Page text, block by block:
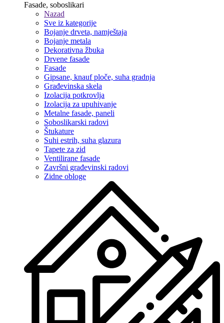
Fasade, soboslikari
Nazad
Sve iz kategorije
Bojanje drveta, namještaja
Bojanje metala
Dekorativna žbuka
Drvene fasade
Fasade
Gipsane, knauf ploče, suha gradnja
Građevinska skela
Izolacija potkrovlja
Izolacija za upuhivanje
Metalne fasade, paneli
Soboslikarski radovi
Štukature
Suhi estrih, suha glazura
Tapete za zid
Ventilirane fasade
Završni građevinski radovi
Zidne obloge